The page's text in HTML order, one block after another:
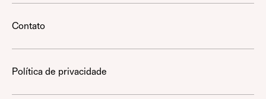
Contato
Política de privacidade